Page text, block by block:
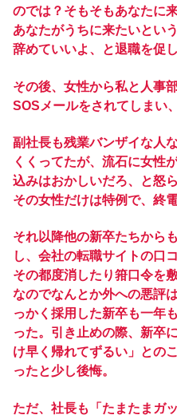
のでは？そもそもあなたに
あなたがうちに来たいとい
辞めていいよ、と退職を促
その後、女性から私と人事
SOSメールをされてしまい
副社長も残業バンザイな人
くくってたが、流石に女性
込みはおかしいだろ、と怒ら
その女性だけは特例で、終
それ以降他の新卒たちから
し、会社の転職サイトの口
その都度消したり箝口令を
なのでなんとか外への悪評
っかく採用した新卒も一年
った。引き止めの際、新卒
け早く帰れてずるい」との
ったと少し後悔。
ただ、社長も「たまたまガ